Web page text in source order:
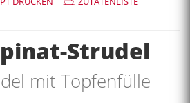
Strudel
mit Topfenfülle